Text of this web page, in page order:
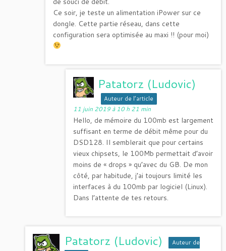
Ce soir, je teste un alimentation iPower sur ce
dongle. Cette partie réseau, dans cette
configuration sera optimisée au maxi !! (pour moi)
Patatorz (Ludovic)
Auteur de l’article
11 juin 2019 à 10 h 21 min
Hello, de mémoire du 100mb est largement
suffisant en terme de débit même pour du
DSD128. Il semblerait que pour certains
vieux chipsets, le 100Mb permettait d’avoir
moins de « drops » qu’avec du GB. De mon
côté, par habitude, j’ai toujours limité les
interfaces à du 100mb par logiciel (Linux).
Dans l’attente de tes retours.
Patatorz (Ludovic)
Auteur de